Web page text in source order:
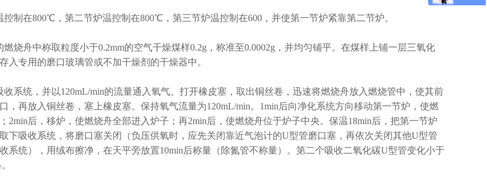
制在800℃，第二节炉温控制在800℃，第三节炉温控制在600，并使第一节炉紧靠第二节炉。
烧舟中称取粒度小于0.2mm的空气干燥煤样0.2g，称准至0.0002g，并均匀铺平。在煤样上铺一层三氧化
入专用的磨口玻璃管或不加干燥剂的干燥器中。
系统，并以120mL/min的流量通入氧气。打开橡皮塞，取出铜丝卷，迅速将燃烧舟放入燃烧管中，使其前
，再放入铜丝卷，塞上橡皮塞。保持氧气流量为120mL/min。1min后向净化系统方向移动第一节炉，使燃
2min后，移炉，使燃烧舟全部进入炉子；再2min后，使燃烧舟位于炉子中央。保温18min后，把第一节炉
下吸收系统，将磨口塞关闭（负压供氧时，应先关闭靠近气泡计的U型管磨口塞，再依次关闭其他U型管
系统），用绒布擦净，在天平旁放置10min后称量（除氮管不称量）。第二个吸收二氧化碳U型管变化小于